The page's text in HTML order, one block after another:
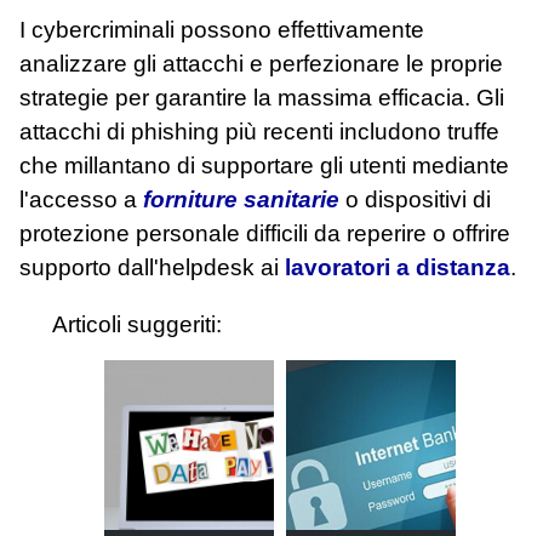
I cybercriminali possono effettivamente
analizzare gli attacchi e perfezionare le proprie
strategie per garantire la massima efficacia. Gli
attacchi di phishing più recenti includono truffe
che millantano di supportare gli utenti mediante
l'accesso a forniture sanitarie o dispositivi di
protezione personale difficili da reperire o offrire
supporto dall'helpdesk ai lavoratori a distanza.
Articoli suggeriti: